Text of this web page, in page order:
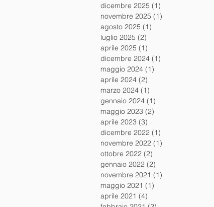
dicembre 2025 (1)
novembre 2025 (1)
agosto 2025 (1)
luglio 2025 (2)
aprile 2025 (1)
dicembre 2024 (1)
maggio 2024 (1)
aprile 2024 (2)
marzo 2024 (1)
gennaio 2024 (1)
maggio 2023 (2)
aprile 2023 (3)
dicembre 2022 (1)
novembre 2022 (1)
ottobre 2022 (2)
gennaio 2022 (2)
novembre 2021 (1)
maggio 2021 (1)
aprile 2021 (4)